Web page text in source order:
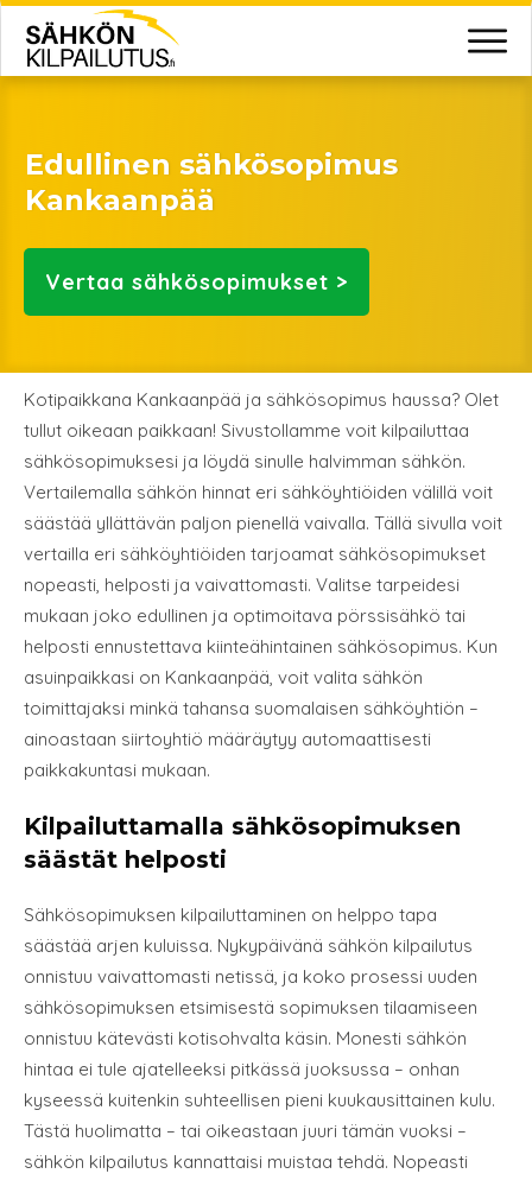
Edullinen sähkösopimus
Kankaanpää
Vertaa sähkösopimukset >
Kotipaikkana Kankaanpää ja sähkösopimus haussa? Olet
tullut oikeaan paikkaan! Sivustollamme voit kilpailuttaa
sähkösopimuksesi ja löydä sinulle halvimman sähkön.
Vertailemalla sähkön hinnat eri sähköyhtiöiden välillä voit
säästää yllättävän paljon pienellä vaivalla. Tällä sivulla voit
vertailla eri sähköyhtiöiden tarjoamat sähkösopimukset
nopeasti, helposti ja vaivattomasti. Valitse tarpeidesi
mukaan joko edullinen ja optimoitava pörssisähkö tai
helposti ennustettava kiinteähintainen sähkösopimus. Kun
asuinpaikkasi on Kankaanpää, voit valita sähkön
toimittajaksi minkä tahansa suomalaisen sähköyhtiön –
ainoastaan siirtoyhtiö määräytyy automaattisesti
paikkakuntasi mukaan.
Kilpailuttamalla sähkösopimuksen
säästät helposti
Sähkösopimuksen kilpailuttaminen on helppo tapa
säästää arjen kuluissa. Nykypäivänä sähkön kilpailutus
onnistuu vaivattomasti netissä, ja koko prosessi uuden
sähkösopimuksen etsimisestä sopimuksen tilaamiseen
onnistuu kätevästi kotisohvalta käsin. Monesti sähkön
hintaa ei tule ajatelleeksi pitkässä juoksussa – onhan
kyseessä kuitenkin suhteellisen pieni kuukausittainen kulu.
Tästä huolimatta – tai oikeastaan juuri tämän vuoksi –
sähkön kilpailutus kannattaisi muistaa tehdä. Nopeasti